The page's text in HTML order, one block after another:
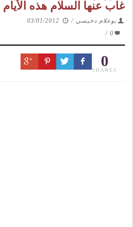
غاب عنها السلام هذه الأيام
بوعلام دخيسي /
03/01/2012
0
/
0
SHARES